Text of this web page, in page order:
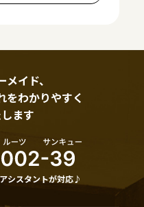
イド、
をわかりやすく
ます
シスタントが対応♪